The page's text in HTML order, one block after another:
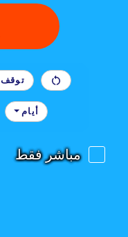
توقف
أيام
مباشر فقط